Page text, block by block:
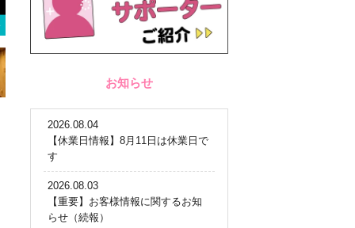
お知らせ
2026.08.04
【休業日情報】8月11日は休業日で
す
2026.08.03
【重要】お客様情報に関するお知
らせ（続報）